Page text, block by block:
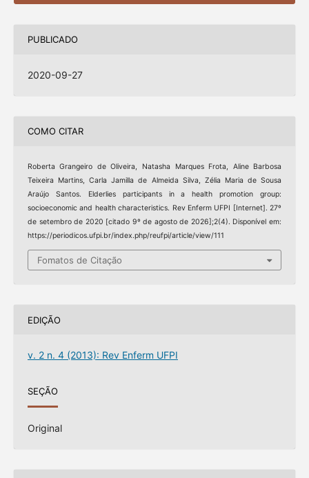
PUBLICADO
2020-09-27
COMO CITAR
Roberta Grangeiro de Oliveira, Natasha Marques Frota, Aline Barbosa
Teixeira Martins, Carla Jamilla de Almeida Silva, Zélia Maria de Sousa
Araújo Santos. Elderlies participants in a health promotion group:
socioeconomic and health characteristics. Rev Enferm UFPI [Internet]. 27º
de setembro de 2020 [citado 9º de agosto de 2026];2(4). Disponível em:
https://periodicos.ufpi.br/index.php/reufpi/article/view/111
Fomatos de Citação
EDIÇÃO
v. 2 n. 4 (2013): Rev Enferm UFPI
SEÇÃO
Original